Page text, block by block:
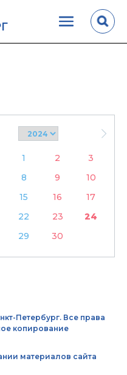
1 2
3
8 9
10
15 16
17
22 23
24
29 30
Петербург. Все права
копирование
материалов сайта